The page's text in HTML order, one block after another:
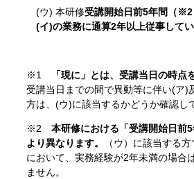
(ウ) 本研修受講開始日前5年間（
(イ)の業務に通算2年以上従事して
※1 「現に」とは、受講当日の時点
受講当日までの間で異動等に伴い(ア)
方は、(ウ)に該当するかどうか確認し
※2 本研修における「受講開始日前
より異なります。
（ウ）に該当する
において、実務経験が2年未満の場合
ません。